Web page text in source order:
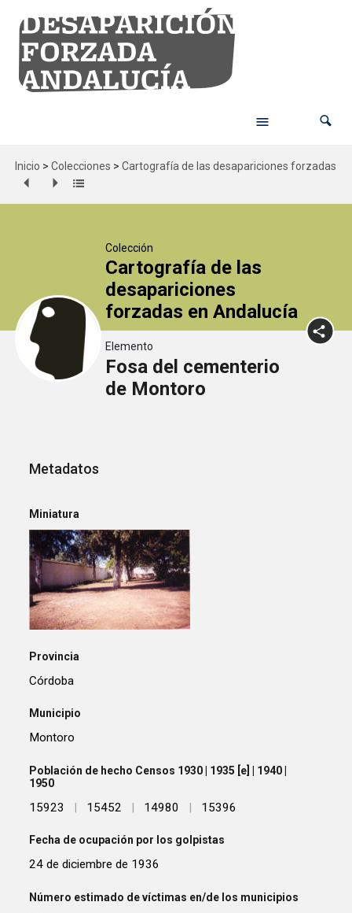
Inicio > Colecciones > Cartografía de las desapariciones forzadas
Colección
Cartografía de las
desapariciones
forzadas en Andalucía
Elemento
Fosa del cementerio
de Montoro
Metadatos
Miniatura
Provincia
Córdoba
Municipio
Montoro
Población de hecho Censos 1930 | 1935 [e] | 1940 |
1950
15923 | 15452 | 14980 | 15396
Fecha de ocupación por los golpistas
24 de diciembre de 1936
Número estimado de víctimas en/de los municipios